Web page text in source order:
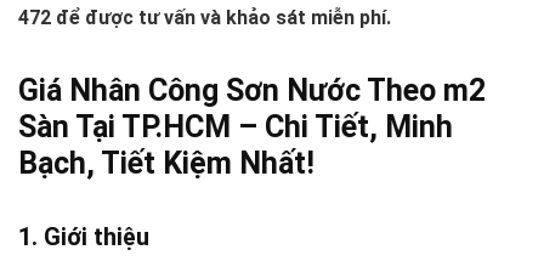
472 để được tư vấn và khảo sát miễn phí.
Giá Nhân Công Sơn Nước Theo m2
Sàn Tại TP.HCM – Chi Tiết, Minh
Bạch, Tiết Kiệm Nhất!
1. Giới thiệu